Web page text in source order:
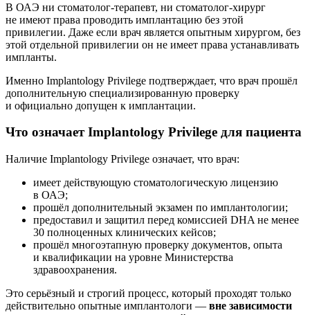
В ОАЭ ни стоматолог-терапевт, ни стоматолог-хирург
не имеют права проводить имплантацию без этой
привилегии. Даже если врач является опытным хирургом, без
этой отдельной привилегии он не имеет права устанавливать
импланты.
Именно Implantology Privilege подтверждает, что врач прошёл
дополнительную специализированную проверку
и официально допущен к имплантации.
Что означает Implantology Privilege для пациента
Наличие Implantology Privilege означает, что врач:
имеет действующую стоматологическую лицензию
в ОАЭ;
прошёл дополнительный экзамен по имплантологии;
предоставил и защитил перед комиссией DHA не менее
30 полноценных клинических кейсов;
прошёл многоэтапную проверку документов, опыта
и квалификации на уровне Министерства
здравоохранения.
Это серьёзный и строгий процесс, который проходят только
действительно опытные имплантологи — вне зависимости